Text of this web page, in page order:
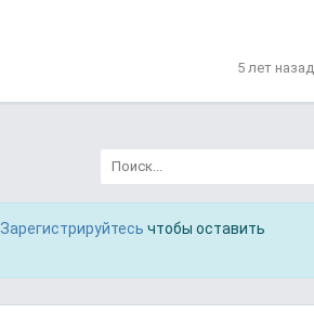
5 лет назад
Зарегистрируйтесь чтобы оставить